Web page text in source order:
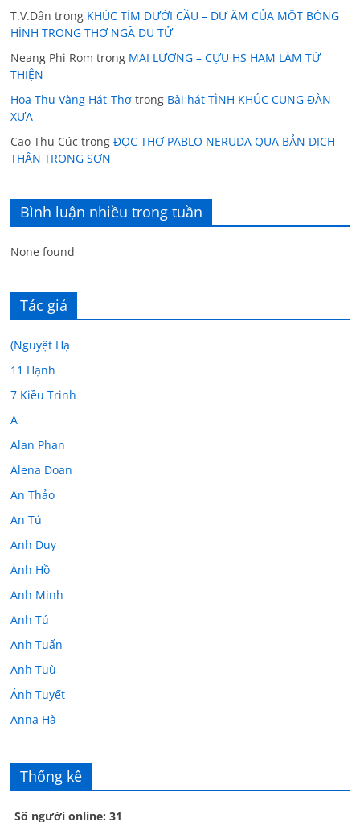
T.V.Dân trong KHÚC TÍM DƯỚI CẦU – DƯ ÂM CỦA MỘT BÓNG
HÌNH TRONG THƠ NGÃ DU TỬ
Neang Phi Rom trong MAI LƯƠNG – CỰU HS HAM LÀM TỪ
THIỆN
Hoa Thu Vàng Hát-Thơ trong Bài hát TÌNH KHÚC CUNG ĐÀN
XƯA
Cao Thu Cúc trongĐỌC THƠ PABLO NERUDA QUA BẢN DỊCH
THÂN TRONG SƠN
Bình luận nhiều trong tuần
None found
Tác giả
(Nguyệt Hạ
11 Hạnh
7 Kiều Trinh
A
Alan Phan
Alena Doan
An Thảo
An Tú
Anh Duy
Ánh Hồ
Anh Minh
Anh Tú
Anh Tuấn
Anh Tuù
Ánh Tuyết
Anna Hà
Âu Tú Vân
Bác sĩ Hoa
Thống kê
Số người online: 31